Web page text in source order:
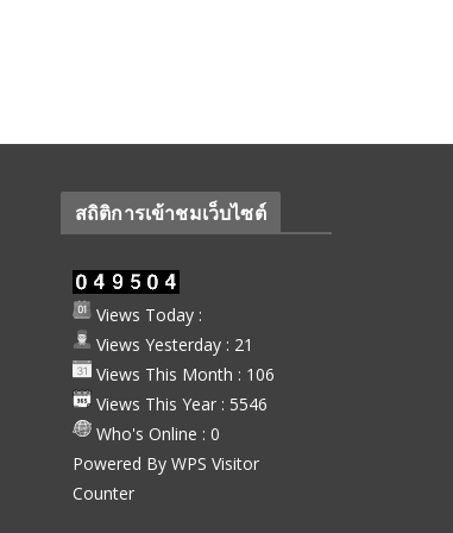
สถิติการเข้าชมเว็บไซต์
Views Today :
Views Yesterday : 21
Views This Month : 106
Views This Year : 5546
Who's Online : 0
Powered By WPS Visitor
Counter